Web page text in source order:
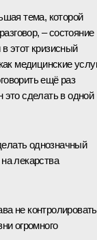
тема, которой
– состояние
этот кризисный
медицинские
ещё раз
это сделать в одной
однозначный
лекарства
не контролировать
огромного